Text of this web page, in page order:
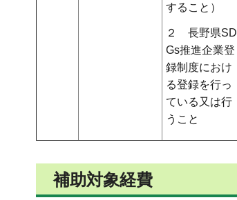
すること）
２ 長野県SD
Gs推進企業登
録制度におけ
る登録を行っ
ている又は行
うこと
補助対象経費